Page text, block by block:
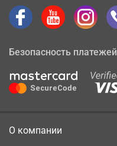
Безопасность платежей
О компании